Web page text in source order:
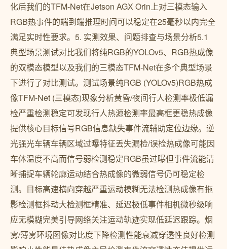
化后我们的TFM-Net在Jetson AGX Orin上对三模态输入
RGB热事件的端到端推理时间可以稳定在25毫秒以内完全
满足实时性要求。5. 实测效果、问题排查与场景分析5.1
典型场景测试对比我们将纯RGB的YOLOv5、RGB热成像
的双模态模型以及我们的三模态TFM-Net在多个典型场景
下进行了对比测试。测试场景纯RGB (YOLOv5)RGB热成
像TFM-Net (三模态)现象分析黄昏/夜间行人检测率极低漏
检严重检测稳定可发现行人热源检测率最高框更稳热成像
提供核心目标信号RGB信息缺失事件流辅助定位边缘。逆
光强光车辆车辆区域过曝特征丢失漏检/误检热成像可能因
车体温度不高而信号弱检测稳定RGB虽过曝但事件流能清
晰捕捉车辆轮廓运动结合热成像的微弱信号仍可稳定检
测。目标高速横向穿越严重运动模糊无法检测热成像有拖
影检测框抖动大检测框精准、延迟极低事件相机微秒级响
应无模糊完美引导网络关注运动轨迹实现低延迟跟踪。烟
雾/薄雾环境图像对比度下降检测性能衰减穿透性良好检测